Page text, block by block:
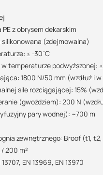
z obrysem dekarskim
(zdejmowalna)
≤ -30˚C
temperaturze podwyższonej: ≥
1800 N/50 mm (wzdłuż i
sile rozciągającej: 15%
(gwoździem): 200 N
pary wodnej): ~700 m
zewnętrznego: Broof (t1,
200 m²
EN 13969, EN 13970